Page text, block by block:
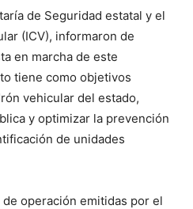
de Seguridad estatal y el
(ICV), informaron de
en marcha de este
tiene como objetivos
vehicular del estado,
y optimizar la prevención
de unidades
operación emitidas por el